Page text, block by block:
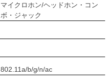
マイクロホン/ヘッドホン・コン
ボ・ジャック
802.11a/b/g/n/ac